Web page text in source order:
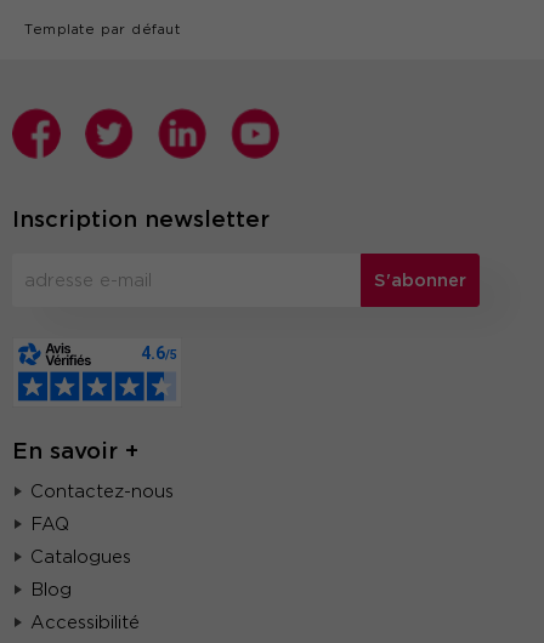
Template par défaut
Inscription newsletter
S'abonner
En savoir +
Contactez-nous
FAQ
Catalogues
Blog
Accessibilité